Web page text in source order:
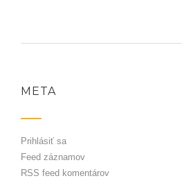
META
Prihlásiť sa
Feed záznamov
RSS feed komentárov